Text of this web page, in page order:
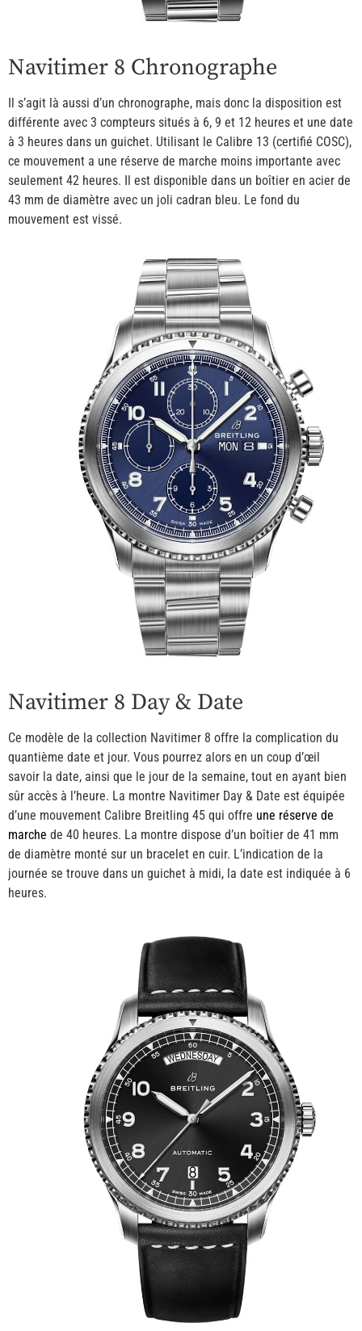
Navitimer 8 Chronographe
Il s’agit là aussi d’un chronographe, mais donc la disposition est
différente avec 3 compteurs situés à 6, 9 et 12 heures et une date
à 3 heures dans un guichet. Utilisant le Calibre 13 (certifié COSC),
ce mouvement a une réserve de marche moins importante avec
seulement 42 heures. Il est disponible dans un boîtier en acier de
43 mm de diamètre avec un joli cadran bleu. Le fond du
mouvement est vissé.
Navitimer 8 Day & Date
Ce modèle de la collection Navitimer 8 offre la complication du
quantième date et jour. Vous pourrez alors en un coup d’œil
savoir la date, ainsi que le jour de la semaine, tout en ayant bien
sûr accès à l’heure. La montre Navitimer Day & Date est équipée
d’une mouvement Calibre Breitling 45 qui offre une réserve de
marche de 40 heures. La montre dispose d’un boîtier de 41 mm
de diamètre monté sur un bracelet en cuir. L’indication de la
journée se trouve dans un guichet à midi, la date est indiquée à 6
heures.